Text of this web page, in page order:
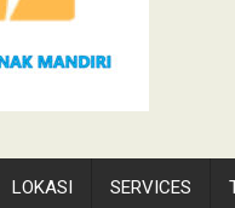
LOKASI SERVICES